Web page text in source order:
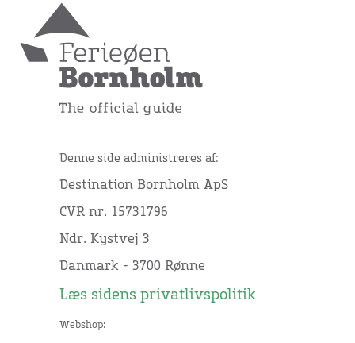
Denne side administreres af:
Destination Bornholm ApS
CVR nr. 15731796
Ndr. Kystvej 3
Danmark - 3700 Rønne
Læs sidens privatlivspolitik
Webshop: